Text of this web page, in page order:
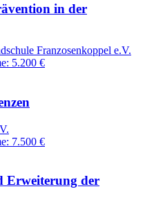
in der
Franzosenkoppel e.V.
5.200 €
7.500 €
Erweiterung der